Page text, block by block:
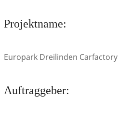
Projektname:
Europark Dreilinden Carfactory
Auftraggeber: